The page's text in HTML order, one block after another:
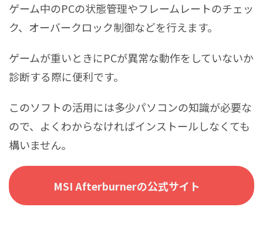
ゲーム中のPCの状態管理やフレームレートのチェッ
ク、オーバークロック制御などを行えます。
ゲームが重いときにPCが異常な動作をしていないか
診断する際に便利です。
このソフトの活用には多少パソコンの知識が必要な
ので、よくわからなければインストールしなくても
構いません。
MSI Afterburnerの公式サイト